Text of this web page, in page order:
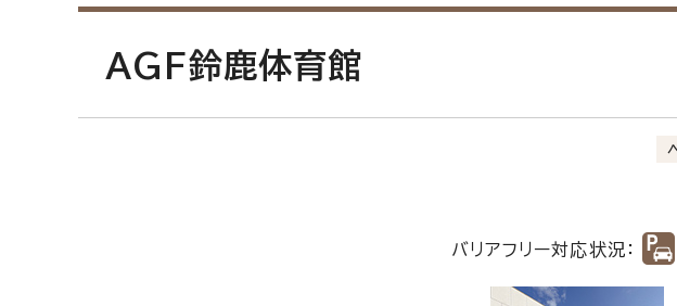
AGF鈴鹿体育館
バリアフリー対応状況：